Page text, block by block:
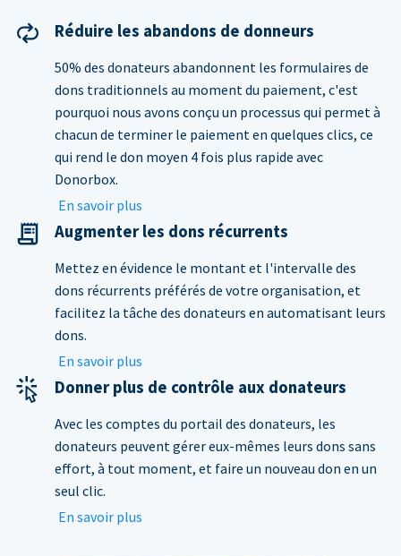
Réduire les abandons de donneurs
50% des donateurs abandonnent les formulaires de
dons traditionnels au moment du paiement, c'est
pourquoi nous avons conçu un processus qui permet à
chacun de terminer le paiement en quelques clics, ce
qui rend le don moyen 4 fois plus rapide avec
Donorbox.
En savoir plus
Augmenter les dons récurrents
Mettez en évidence le montant et l'intervalle des
dons récurrents préférés de votre organisation, et
facilitez la tâche des donateurs en automatisant leurs
dons.
En savoir plus
Donner plus de contrôle aux donateurs
Avec les comptes du portail des donateurs, les
donateurs peuvent gérer eux-mêmes leurs dons sans
effort, à tout moment, et faire un nouveau don en un
seul clic.
En savoir plus